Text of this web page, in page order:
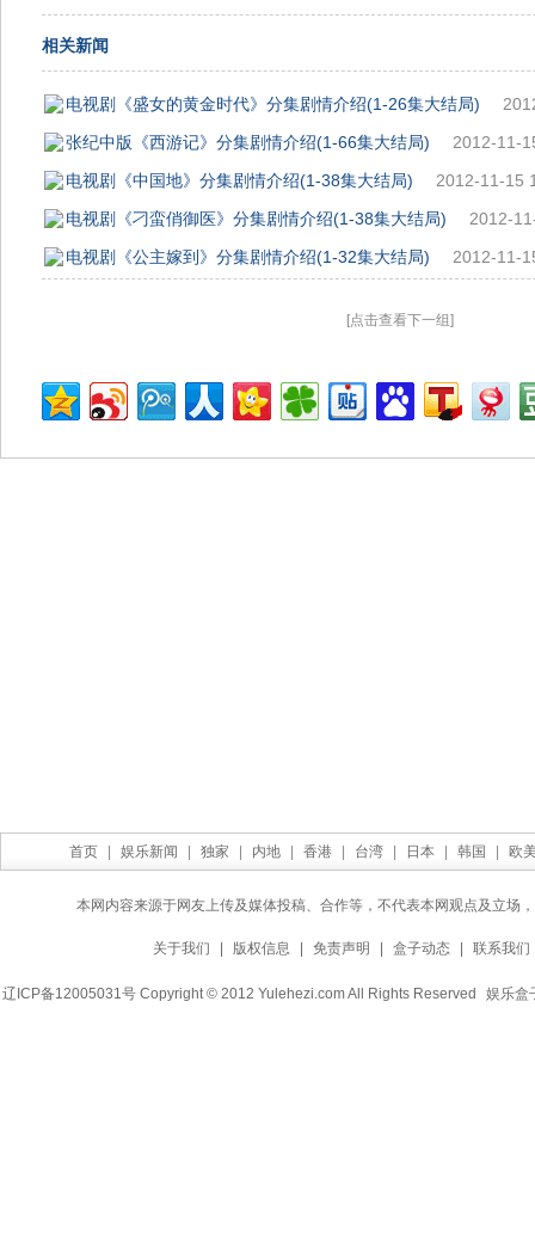
相关新闻
电视剧《盛女的黄金时代》分集剧情介绍(1-26集大结局)
张纪中版《西游记》分集剧情介绍(1-66集大结局)
2012-11-
电视剧《中国地》分集剧情介绍(1-38集大结局)
2012-11-15
电视剧《刁蛮俏御医》分集剧情介绍(1-38集大结局)
2012-
电视剧《公主嫁到》分集剧情介绍(1-32集大结局)
2012-11-
[点击查看下一组]
首页 娱乐新闻 独家 内地 香港 台湾 日本 韩国 欧
本网内容来源于网友上传及媒体投稿、合作等，不代表本网观点及立场
关于我们 版权信息 免责声明 盒子动态 联系我们
辽ICP备12005031号 Copyright © 2012 Yulehezi.com All Rights Reserved 娱乐盒